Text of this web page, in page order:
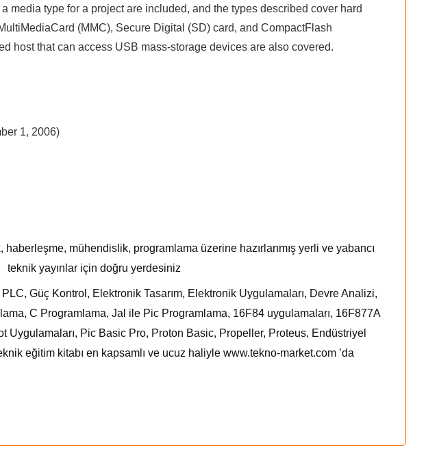
media type for a project are included, and the types described cover hard
(MMC), Secure Digital (SD) card, and CompactFlash
host that can access USB mass-storage devices are also covered.
1, 2006)
haberleşme, mühendislik, programlama üzerine hazırlanmış yerli ve yabancı
teknik yayınlar için doğru yerdesiniz
Güç Kontrol, Elektronik Tasarım, Elektronik Uygulamaları, Devre Analizi,
C Programlama, Jal ile Pic Programlama, 16F84 uygulamaları, 16F877A
Uygulamaları, Pic Basic Pro, Proton Basic, Propeller, Proteus, Endüstriyel
eğitim kitabı en kapsamlı ve ucuz haliyle www.tekno-market.com’da